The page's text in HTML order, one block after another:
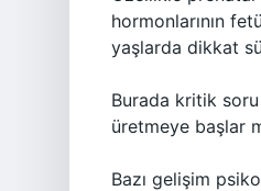
hormonlarının
yaşlarda dikkat
Burada kritik
üretmeye başlar
Bazı gelişim